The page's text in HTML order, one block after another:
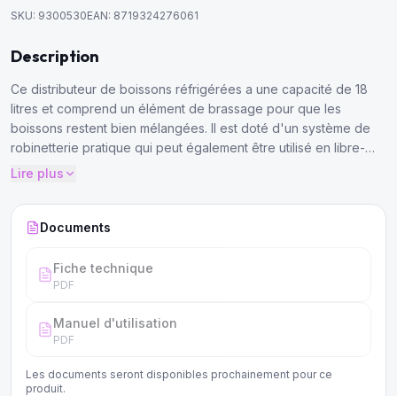
SKU: 9300530EAN: 8719324276061
Description
Ce distributeur de boissons réfrigérées a une capacité de 18
litres et comprend un élément de brassage pour que les
boissons restent bien mélangées. Il est doté d'un système de
robinetterie pratique qui peut également être utilisé en libre-
service. Ce distributeur de boissons refroidit très rapidement et
Lire plus
Documents
Fiche technique
PDF
Manuel d'utilisation
PDF
Les documents seront disponibles prochainement pour ce
produit.